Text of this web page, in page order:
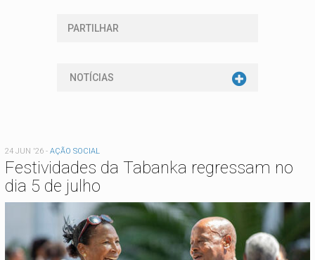
PARTILHAR
NOTÍCIAS
24 JUN '26 - AÇÃO SOCIAL
Festividades da Tabanka regressam no
dia 5 de julho